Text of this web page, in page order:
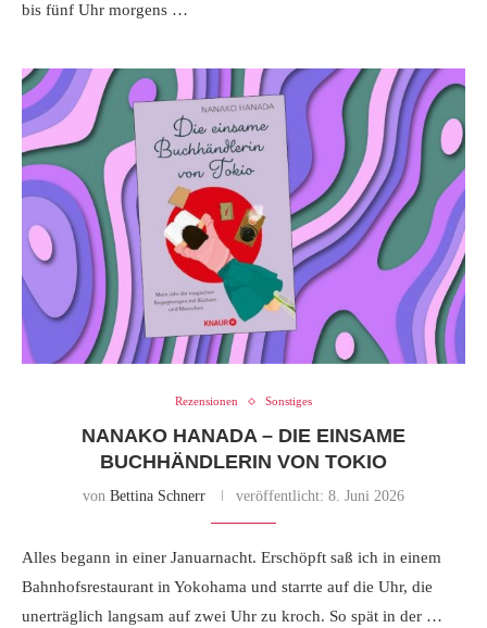
bis fünf Uhr morgens …
Rezensionen Sonstiges
NANAKO HANADA – DIE EINSAME
BUCHHÄNDLERIN VON TOKIO
von Bettina Schnerr veröffentlicht: 8. Juni 2026
Alles begann in einer Januarnacht. Erschöpft saß ich in einem
Bahnhofsrestaurant in Yokohama und starrte auf die Uhr, die
unerträglich langsam auf zwei Uhr zu kroch. So spät in der …